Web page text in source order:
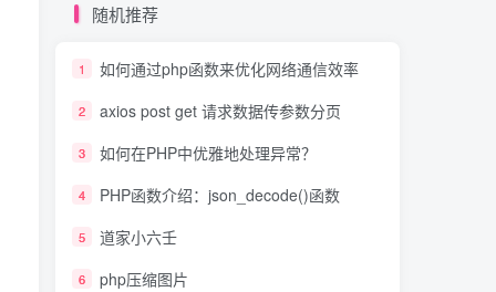
随机推荐
1 如何通过php函数来优化网络通信效率
2 axios post get 请求数据传参数分页
3 如何在PHP中优雅地处理异常？
4 PHP函数介绍：json_decode()函数
5 道家小六壬
6 php压缩图片